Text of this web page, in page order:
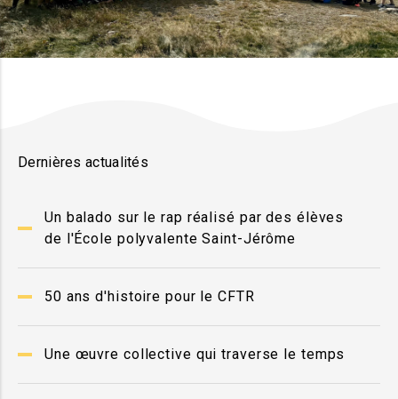
Dernières actualités
Un balado sur le rap réalisé par des élèves
de l'École polyvalente Saint-Jérôme
50 ans d'histoire pour le CFTR
Une œuvre collective qui traverse le temps